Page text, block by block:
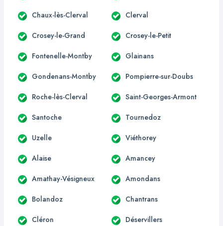
Chaux-lès-Clerval Clerval
Crosey-le-Grand Crosey-le-Petit
Fontenelle-Montby Glainans
Gondenans-Montby Pompierre-sur-Doubs
Roche-lès-Clerval Saint-Georges-Armont
Santoche Tournedoz
Uzelle Viéthorey
Alaise Amancey
Amathay-Vésigneux Amondans
Bolandoz Chantrans
Cléron Déservillers